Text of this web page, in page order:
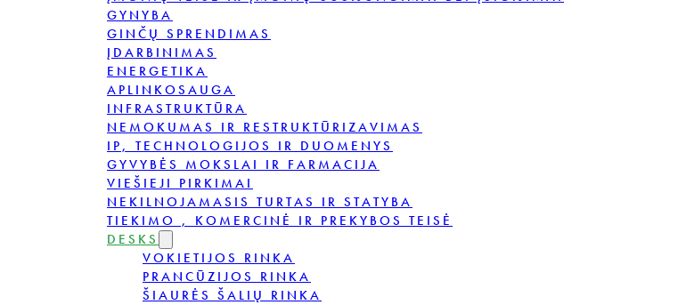
GYNYBA
GINČŲ SPRENDIMAS
ĮDARBINIMAS
ENERGETIKA
APLINKOSAUGA
INFRASTRUKTŪRA
NEMOKUMAS IR RESTRUKTŪRIZAVIMAS
IP, TECHNOLOGIJOS IR DUOMENYS
GYVYBĖS MOKSLAI IR FARMACIJA
VIEŠIEJI PIRKIMAI
NEKILNOJAMASIS TURTAS IR STATYBA
TIEKIMO , KOMERCINĖ IR PREKYBOS TEISĖ
DESKS
VOKIETIJOS RINKA
PRANCŪZIJOS RINKA
ŠIAURĖS ŠALIŲ RINKA